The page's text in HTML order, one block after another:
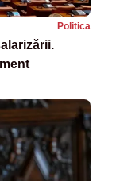
Politica